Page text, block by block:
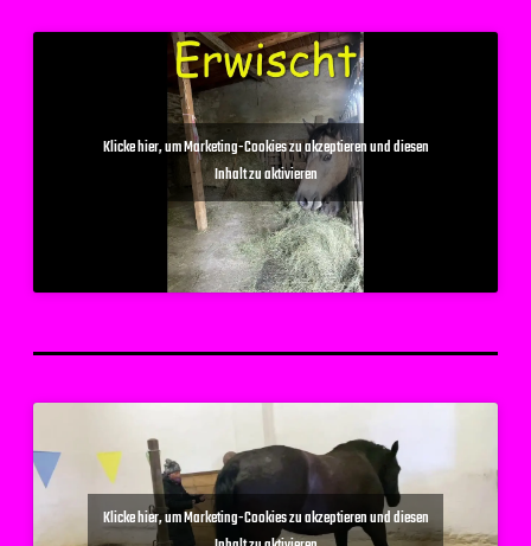
Klicke hier, um Marketing-Cookies zu akzeptieren und diesen
Inhalt zu aktivieren
Klicke hier, um Marketing-Cookies zu akzeptieren und diesen